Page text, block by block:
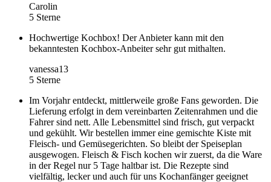
Carolin
5 Sterne
Hochwertige Kochbox! Der Anbieter kann mit den
bekanntesten Kochbox-Anbeiter sehr gut mithalten.
vanessa13
5 Sterne
Im Vorjahr entdeckt, mittlerweile große Fans geworden. Die
Lieferung erfolgt in dem vereinbarten Zeitenrahmen und die
Fahrer sind nett. Alle Lebensmittel sind frisch, gut verpackt
und gekühlt. Wir bestellen immer eine gemischte Kiste mit
Fleisch- und Gemüsegerichten. So bleibt der Speiseplan
ausgewogen. Fleisch & Fisch kochen wir zuerst, da die Ware
in der Regel nur 5 Tage haltbar ist. Die Rezepte sind
vielfältig, lecker und auch für uns Kochanfänger geeignet